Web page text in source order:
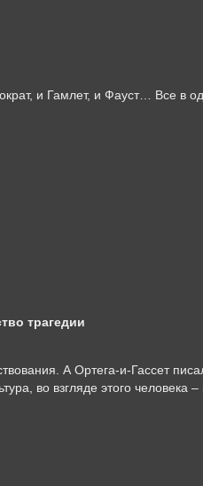
и Гамлет, и Фауст… Все в
трагедии
А Ортега-и-Гассет
во взгляде этого человека